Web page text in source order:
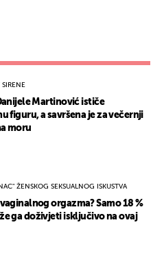
SIRENE
Martinović ističe
figuru, a savršena je za večernji
moru
ŽENSKOG SEKSUALNOG ISKUSTVA
orgazma? Samo 18 %
ga doživjeti isključivo na ovaj